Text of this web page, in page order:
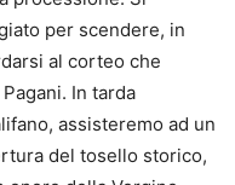
per scendere, in
al corteo che
In tarda
assisteremo ad un
del tosello storico,